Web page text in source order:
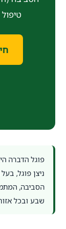
פוגל הדברה
הסביבה,
שבע ובכל